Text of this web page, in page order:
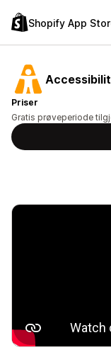
Shopify App
Priser
Gratis prøveperiode